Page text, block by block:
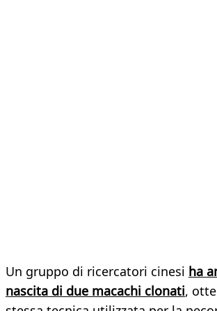
Un gruppo di ricercatori cinesi ha
nascita di due macachi clonati,